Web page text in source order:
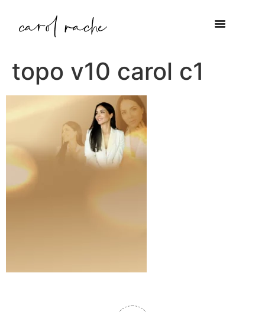
topo v10 carol c1